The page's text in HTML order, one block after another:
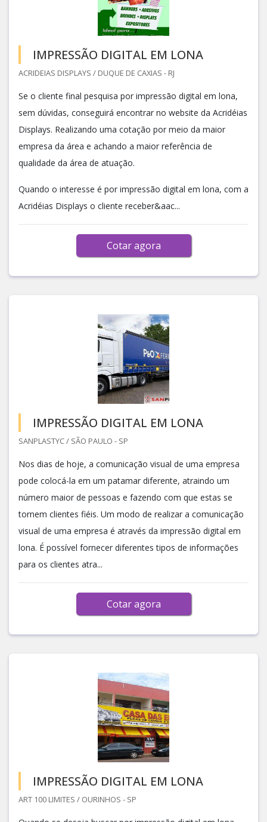
IMPRESSÃO DIGITAL EM LONA
ACRIDEIAS DISPLAYS / DUQUE DE CAXIAS - RJ
Se o cliente final pesquisa por impressão digital em lona,
sem dúvidas, conseguirá encontrar no website da Acridéias
Displays. Realizando uma cotação por meio da maior
empresa da área e achando a maior referência de
qualidade da área de atuação.
Quando o interesse é por impressão digital em lona, com a
Acridéias Displays o cliente receber&aac...
Cotar agora
IMPRESSÃO DIGITAL EM LONA
SANPLASTYC / SÃO PAULO - SP
Nos dias de hoje, a comunicação visual de uma empresa
pode colocá-la em um patamar diferente, atraindo um
número maior de pessoas e fazendo com que estas se
tornem clientes fiéis. Um modo de realizar a comunicação
visual de uma empresa é através da impressão digital em
lona. É possível fornecer diferentes tipos de informações
para os clientes atra...
Cotar agora
IMPRESSÃO DIGITAL EM LONA
ART 100 LIMITES / OURINHOS - SP